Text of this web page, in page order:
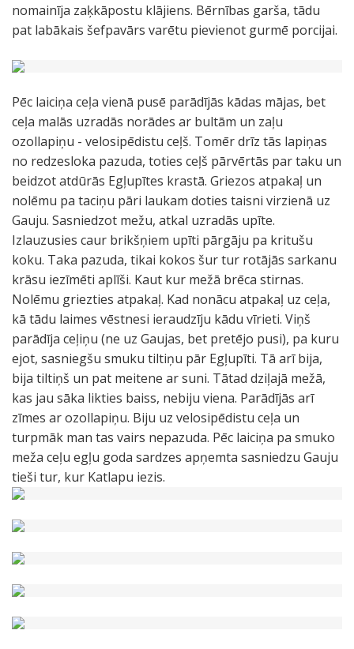
nomainīja zaķkāpostu klājiens. Bērnības garša, tādu
pat labākais šefpavārs varētu pievienot gurmē porcijai.
Pēc laiciņa ceļa vienā pusē parādījās kādas mājas, bet
ceļa malās uzradās norādes ar bultām un zaļu
ozollapiņu - velosipēdistu ceļš. Tomēr drīz tās lapiņas
no redzesloka pazuda, toties ceļš pārvērtās par taku un
beidzot atdūrās Egļupītes krastā. Griezos atpakaļ un
nolēmu pa taciņu pāri laukam doties taisni virzienā uz
Gauju. Sasniedzot mežu, atkal uzradās upīte.
Izlauzusies caur brikšņiem upīti pārgāju pa kritušu
koku. Taka pazuda, tikai kokos šur tur rotājās sarkanu
krāsu iezīmēti aplīši. Kaut kur mežā brēca stirnas.
Nolēmu griezties atpakaļ. Kad nonācu atpakaļ uz ceļa,
kā tādu laimes vēstnesi ieraudzīju kādu vīrieti. Viņš
parādīja ceļiņu (ne uz Gaujas, bet pretējo pusi), pa kuru
ejot, sasniegšu smuku tiltiņu pār Egļupīti. Tā arī bija,
bija tiltiņš un pat meitene ar suni. Tātad dziļajā mežā,
kas jau sāka likties baiss, nebiju viena. Parādījās arī
zīmes ar ozollapiņu. Biju uz velosipēdistu ceļa un
turpmāk man tas vairs nepazuda. Pēc laiciņa pa smuko
meža ceļu egļu goda sardzes apņemta sasniedzu Gauju
tieši tur, kur Katlapu iezis.